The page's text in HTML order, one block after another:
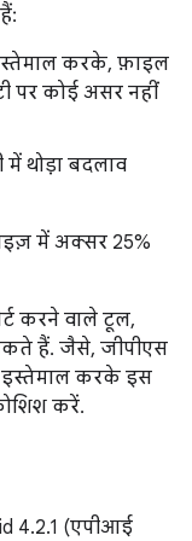
करके, फ़ाइल
पर कोई असर नहीं
थोड़ा बदलाव
में अक्सर 25%
करने वाले टूल,
हैं. जैसे, जीपीएस
इस्तेमाल करके इस
करें.
4.2.1 (एपीआई